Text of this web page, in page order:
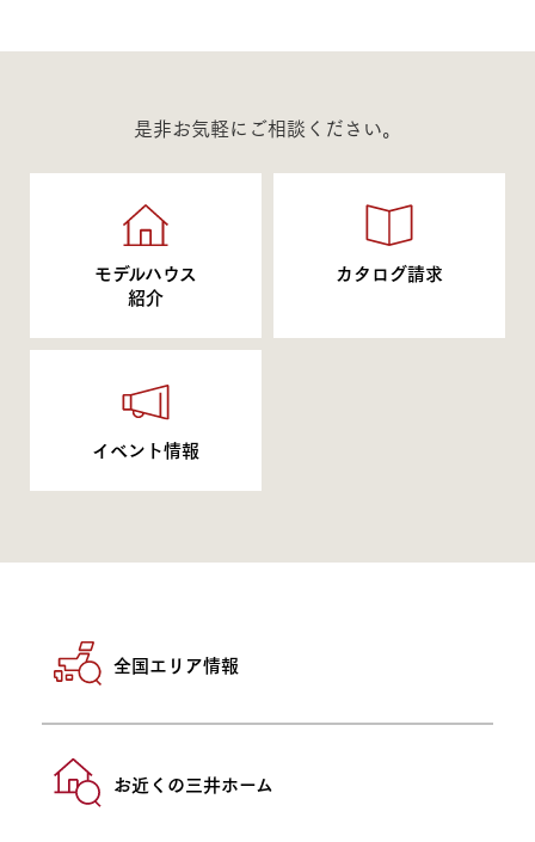
是非お気軽にご相談ください。
モデルハウス
紹介
カタログ請求
イベント情報
全国エリア情報
お近くの三井ホーム